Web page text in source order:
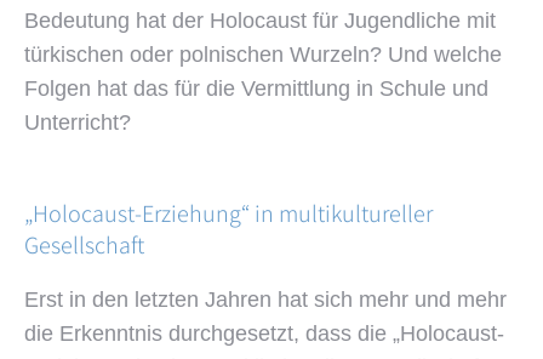
Bedeutung hat der Holocaust für Jugendliche mit
türkischen oder polnischen Wurzeln? Und welche
Folgen hat das für die Vermittlung in Schule und
Unterricht?
„Holocaust-Erziehung“ in multikultureller
Gesellschaft
Erst in den letzten Jahren hat sich mehr und mehr
die Erkenntnis durchgesetzt, dass die „Holocaust-